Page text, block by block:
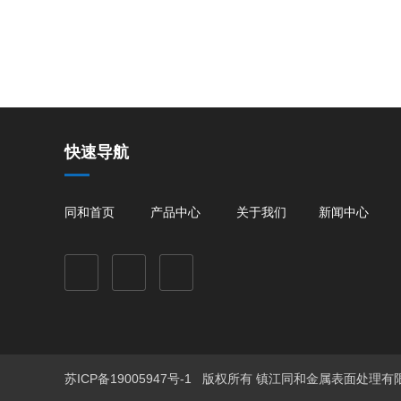
快速导航
同和首页 产品中心 关于我们 新闻中心
苏ICP备19005947号-1 版权所有 镇江同和金属表面处理有